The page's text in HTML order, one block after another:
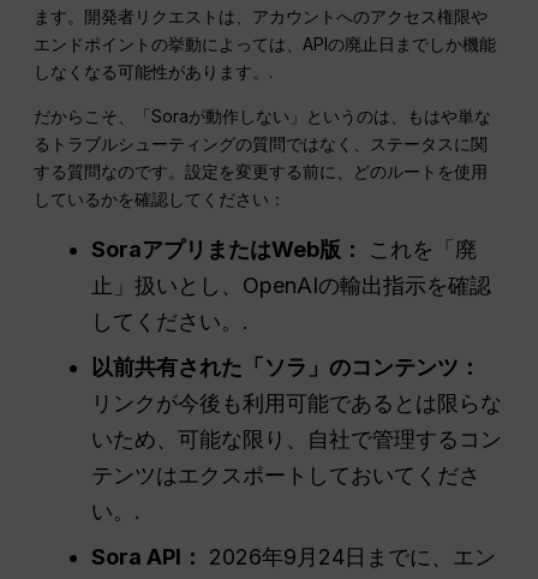
ます。開発者リクエストは、アカウントへのアクセス権限や
エンドポイントの挙動によっては、APIの廃止日までしか機能
しなくなる可能性があります。.
だからこそ、「Soraが動作しない」というのは、もはや単な
るトラブルシューティングの質問ではなく、ステータスに関
する質問なのです。設定を変更する前に、どのルートを使用
しているかを確認してください：
SoraアプリまたはWeb版：
これを「廃
止」扱いとし、OpenAIの輸出指示を確認
してください。.
以前共有された「ソラ」のコンテンツ：
リンクが今後も利用可能であるとは限らな
いため、可能な限り、自社で管理するコン
テンツはエクスポートしておいてくださ
い。.
Sora API：
2026年9月24日までに、エン